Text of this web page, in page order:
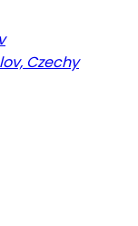
Czechy